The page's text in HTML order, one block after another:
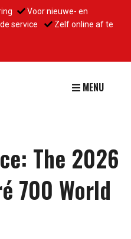
Voor nieuwe- en
service
Zelf online af te
MENU
The 2026
700 World